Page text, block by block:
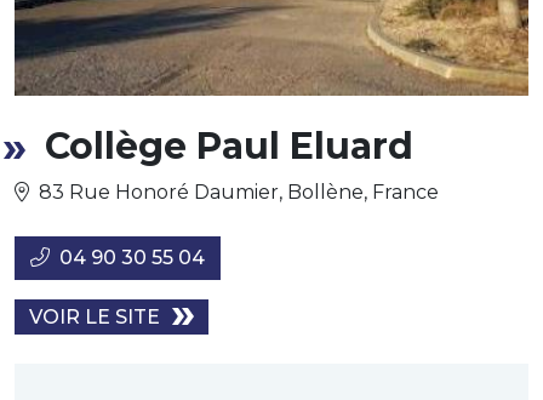
Collège Paul Eluard
83 Rue Honoré Daumier, Bollène, France
04 90 30 55 04
VOIR LE SITE